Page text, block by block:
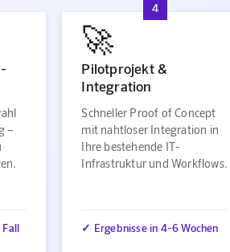
–
4
🚀
Pilotprojekt &
Integration
Schneller Proof of Concept
mit nahtloser Integration in
Ihre bestehende IT-
Infrastruktur und Workflows.
✓ Ergebnisse in 4-6 Wochen